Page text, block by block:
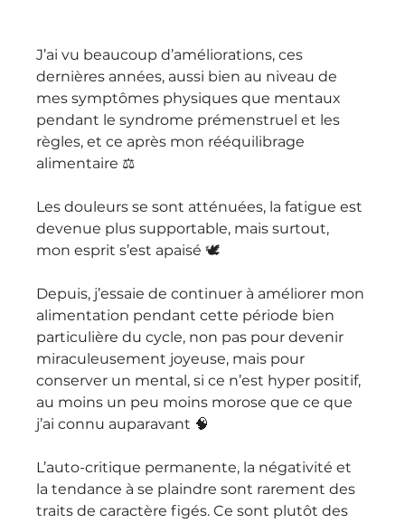
J’ai vu beaucoup d’améliorations, ces
dernières années, aussi bien au niveau de
mes symptômes physiques que mentaux
pendant le syndrome prémenstruel et les
règles, et ce après mon rééquilibrage
alimentaire ⚖️
Les douleurs se sont atténuées, la fatigue est
devenue plus supportable, mais surtout,
mon esprit s’est apaisé 🕊
Depuis, j’essaie de continuer à améliorer mon
alimentation pendant cette période bien
particulière du cycle, non pas pour devenir
miraculeusement joyeuse, mais pour
conserver un mental, si ce n’est hyper positif,
au moins un peu moins morose que ce que
j’ai connu auparavant 🧠
L’auto-critique permanente, la négativité et
la tendance à se plaindre sont rarement des
traits de caractère figés. Ce sont plutôt des